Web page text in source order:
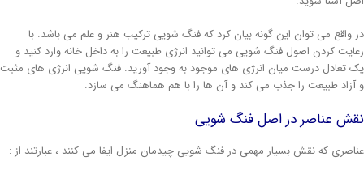
واقع می توان این گونه بیان کرد که فنگ شویی ترکیب هنر و علم می باشد. با
کردن اصول فنگ شویی می توانید انرژی طبیعت را به داخل خانه وارد کنید و
تعادل درست میان انرژی های موجود به وجود آورید. فنگ شویی انرژی های مثبت
طبیعت را جذب می کند و آن ها را با هم هماهنگ می سازد.
عناصر در اصل فنگ شویی
که نقش بسیار مهمی در فنگ شویی چیدمان منزل ایفا می کنند ، عبارتند از :